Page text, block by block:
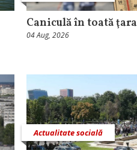
Caniculă în toată ţara
04 Aug, 2026
Actualitate socială